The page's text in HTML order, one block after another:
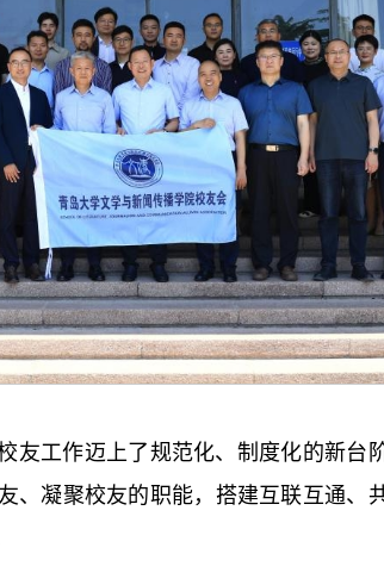
友工作迈上了规范化、制度化的新台
、凝聚校友的职能，搭建互联互通、